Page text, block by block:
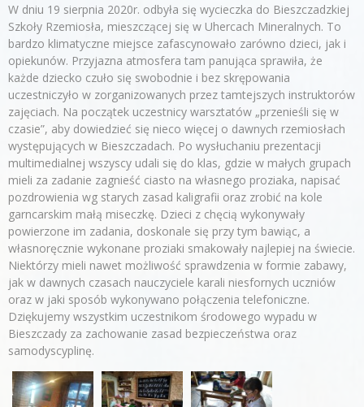
W dniu 19 sierpnia 2020r. odbyła się wycieczka do Bieszczadzkiej
Szkoły Rzemiosła, mieszczącej się w Uhercach Mineralnych. To
bardzo klimatyczne miejsce zafascynowało zarówno dzieci, jak i
opiekunów. Przyjazna atmosfera tam panująca sprawiła, że
każde dziecko czuło się swobodnie i bez skrępowania
uczestniczyło w zorganizowanych przez tamtejszych instruktorów
zajęciach. Na początek uczestnicy warsztatów „przenieśli się w
czasie”, aby dowiedzieć się nieco więcej o dawnych rzemiosłach
występujących w Bieszczadach. Po wysłuchaniu prezentacji
multimedialnej wszyscy udali się do klas, gdzie w małych grupach
mieli za zadanie zagnieść ciasto na własnego proziaka, napisać
pozdrowienia wg starych zasad kaligrafii oraz zrobić na kole
garncarskim małą miseczkę. Dzieci z chęcią wykonywały
powierzone im zadania, doskonale się przy tym bawiąc, a
własnoręcznie wykonane proziaki smakowały najlepiej na świecie.
Niektórzy mieli nawet możliwość sprawdzenia w formie zabawy,
jak w dawnych czasach nauczyciele karali niesfornych uczniów
oraz w jaki sposób wykonywano połączenia telefoniczne.
Dziękujemy wszystkim uczestnikom środowego wypadu w
Bieszczady za zachowanie zasad bezpieczeństwa oraz
samodyscyplinę.